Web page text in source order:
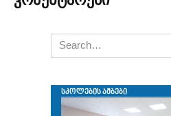
Search
for: